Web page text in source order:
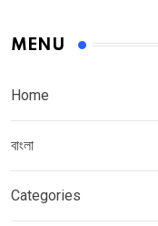
MENU
Home
বাংলা
Categories